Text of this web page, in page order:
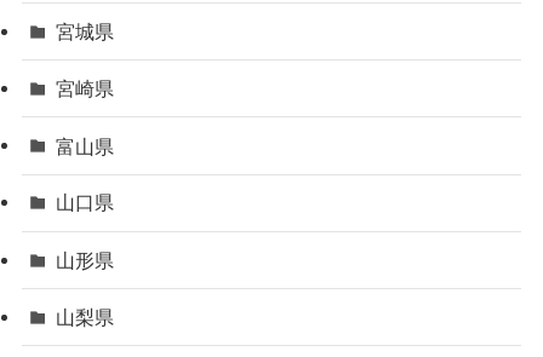
宮城県
宮崎県
富山県
山口県
山形県
山梨県